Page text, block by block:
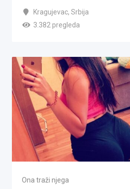
Kragujevac, Srbija
3.382 pregleda
Ona traži njega